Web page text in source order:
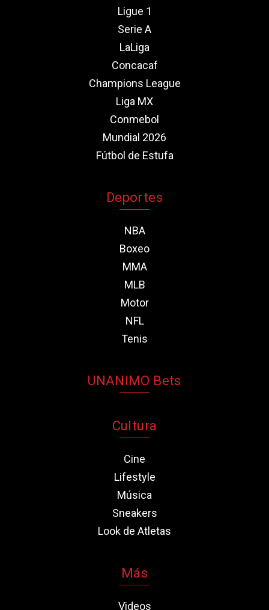
Ligue 1
Serie A
LaLiga
Concacaf
Champions League
Liga MX
Conmebol
Mundial 2026
Fútbol de Estufa
Deportes
NBA
Boxeo
MMA
MLB
Motor
NFL
Tenis
UNANIMO Bets
Cultura
Cine
Lifestyle
Música
Sneakers
Look de Atletas
Más
Videos